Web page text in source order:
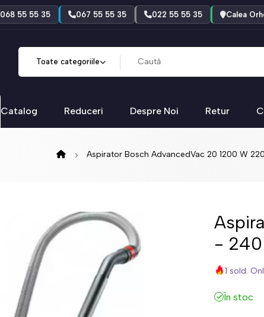
068 55 55 35 067 55 55 35 022 55 55 35 Calea
Toate categoriile
Catalog Reduceri Despre Noi Retur
Aspirator Bosch AdvancedVac 20 1200 W
- 240
1 sold.
În stoc